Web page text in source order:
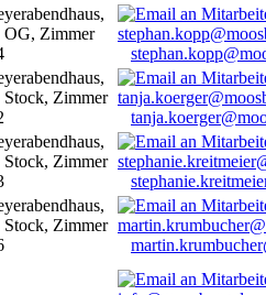
OG, Zimmer
Stock, Zimmer
Stock, Zimmer
Stock, Zimmer